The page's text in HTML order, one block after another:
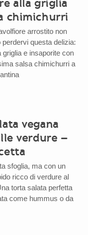
chimichurri
arrostito non
perdervi questa delizia:
griglia e insaporite con
salsa chimichurri a
vegana
verdure –
sfoglia, ma con un
ricco di verdure al
torta salata perfetta
come hummus o da